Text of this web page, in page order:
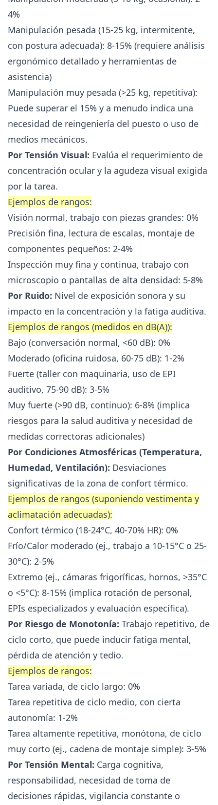
4%
Manipulación pesada (15-25 kg, intermitente,
con postura adecuada): 8-15% (requiere análisis
ergonómico detallado y herramientas de
asistencia)
Manipulación muy pesada (>25 kg, repetitiva):
Puede superar el 15% y a menudo indica una
necesidad de reingeniería del puesto o uso de
medios mecánicos.
Por Tensión Visual: Evalúa el requerimiento de
concentración ocular y la agudeza visual exigida
por la tarea.
Ejemplos de rangos:
Visión normal, trabajo con piezas grandes: 0%
Precisión fina, lectura de escalas, montaje de
componentes pequeños: 2-4%
Inspección muy fina y continua, trabajo con
microscopio o pantallas de alta densidad: 5-8%
Por Ruido: Nivel de exposición sonora y su
impacto en la concentración y la fatiga auditiva.
Ejemplos de rangos (medidos en dB(A)):
Bajo (conversación normal, <60 dB): 0%
Moderado (oficina ruidosa, 60-75 dB): 1-2%
Fuerte (taller con maquinaria, uso de EPI
auditivo, 75-90 dB): 3-5%
Muy fuerte (>90 dB, continuo): 6-8% (implica
riesgos para la salud auditiva y necesidad de
medidas correctoras adicionales)
Por Condiciones Atmosféricas (Temperatura,
Humedad, Ventilación): Desviaciones
significativas de la zona de confort térmico.
Ejemplos de rangos (suponiendo vestimenta y
aclimatación adecuadas):
Confort térmico (18-24°C, 40-70% HR): 0%
Frío/Calor moderado (ej., trabajo a 10-15°C o 25-
30°C): 2-5%
Extremo (ej., cámaras frigoríficas, hornos, >35°C
o <5°C): 8-15% (implica rotación de personal,
EPIs especializados y evaluación específica).
Por Riesgo de Monotonía: Trabajo repetitivo, de
ciclo corto, que puede inducir fatiga mental,
pérdida de atención y tedio.
Ejemplos de rangos:
Tarea variada, de ciclo largo: 0%
Tarea repetitiva de ciclo medio, con cierta
autonomía: 1-2%
Tarea altamente repetitiva, monótona, de ciclo
muy corto (ej., cadena de montaje simple): 3-5%
Por Tensión Mental: Carga cognitiva,
responsabilidad, necesidad de toma de
decisiones rápidas, vigilancia constante o